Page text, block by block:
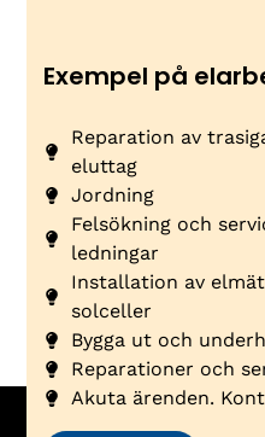
Exempel på
Reparation av
eluttag
Jordning
Felsökning och
ledningar
Installation av
solceller
Bygga ut och
Reparationer och
Akuta ärenden.